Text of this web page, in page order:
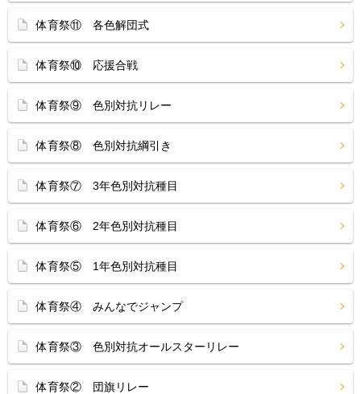
体育祭⑪ 各色解団式
体育祭⑩ 応援合戦
体育祭⑨ 色別対抗リレー
体育祭⑧ 色別対抗綱引き
体育祭⑦ 3年色別対抗種目
体育祭⑥ 2年色別対抗種目
体育祭⑤ 1年色別対抗種目
体育祭④ みんなでジャンプ
体育祭③ 色別対抗オールスターリレー
体育祭② 団旗リレー